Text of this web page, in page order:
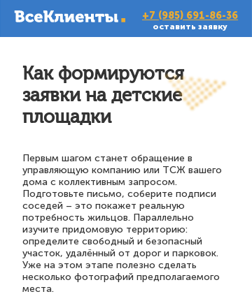
+7 (985) 691-86-36
оставить заявку
Как формируются
заявки на детские
площадки
Первым шагом станет обращение в
управляющую компанию или ТСЖ вашего
дома с коллективным запросом.
Подготовьте письмо, соберите подписи
соседей – это покажет реальную
потребность жильцов. Параллельно
изучите придомовую территорию:
определите свободный и безопасный
участок, удалённый от дорог и парковок.
Уже на этом этапе полезно сделать
несколько фотографий предполагаемого
места.